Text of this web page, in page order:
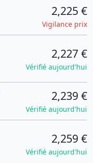
2,225 €
Vigilance prix
2,227 €
Vérifié aujourd'hui
2,239 €
Vérifié aujourd'hui
2,259 €
Vérifié aujourd'hui